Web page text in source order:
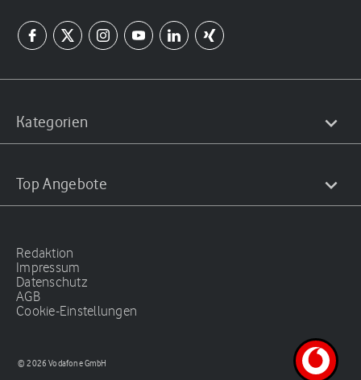
Kategorien
Top Angebote
Redaktion
Impressum
Datenschutz
AGB
Cookie-Einstellungen
© 2026 Vodafone GmbH